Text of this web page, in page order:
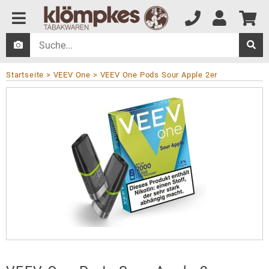
Startseite VEEV One VEEV One Pods Sour Apple 2er